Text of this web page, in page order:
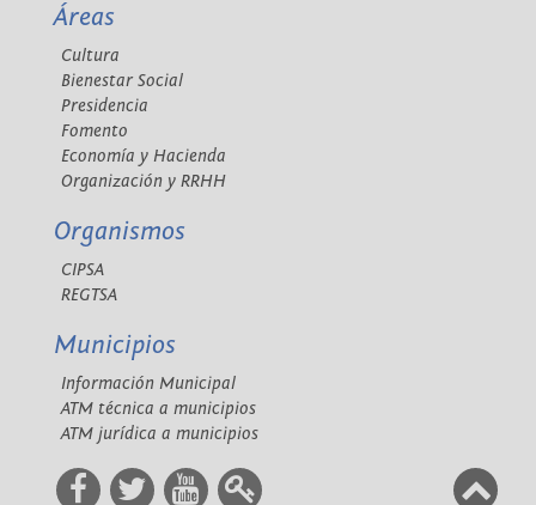
Áreas
Cultura
Bienestar Social
Presidencia
Fomento
Economía y Hacienda
Organización y RRHH
Organismos
CIPSA
REGTSA
Municipios
Información Municipal
ATM técnica a municipios
ATM jurídica a municipios